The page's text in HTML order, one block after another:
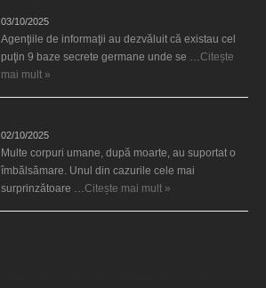
03/10/2025
Agenţiile de informaţii au dezvăluit că existau cel
puţin 9 baze secrete germane unde se …Citește
mai mult »
02/10/2025
Multe corpuri umane, după moarte, au suportat o
îmbălsămare. Unul din cazurile cele mai
surprinzătoare …Citește mai mult »